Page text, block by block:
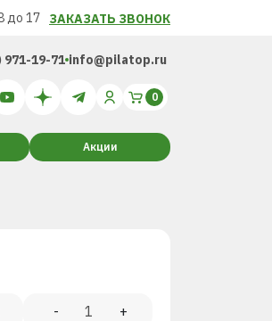
до 17 ЗАКАЗАТЬ ЗВОНОК
971-19-71 info@pilatop.ru
Акции
- +